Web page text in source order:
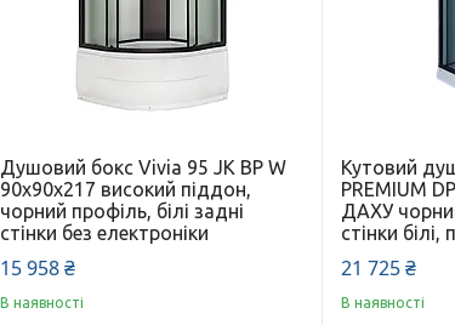
Душовий бокс Vivia 95 JK BP W
90x90x217 високий піддон,
чорний профіль, білі задні
стінки без електроніки
15 958 ₴
В наявності
Кутовий
PREMIUM
ДАХУ
стінки білі,
21 725 ₴
В наявності